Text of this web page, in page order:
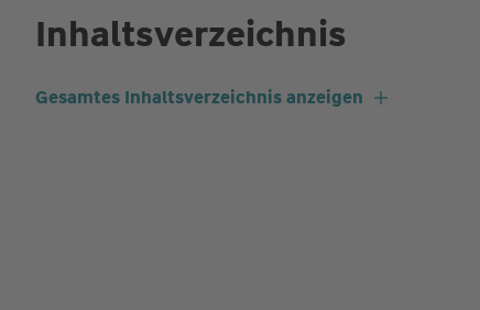
Inhaltsverzeichnis
Gesamtes Inhaltsverzeichnis anzeigen